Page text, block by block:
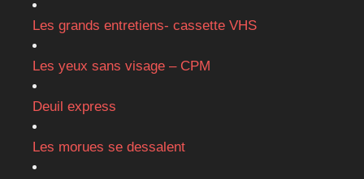
Les grands entretiens- cassette VHS
Les yeux sans visage – CPM
Deuil express
Les morues se dessalent